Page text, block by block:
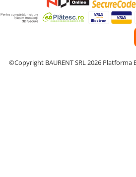
©Copyright BAURENT SRL 2026 Platforma